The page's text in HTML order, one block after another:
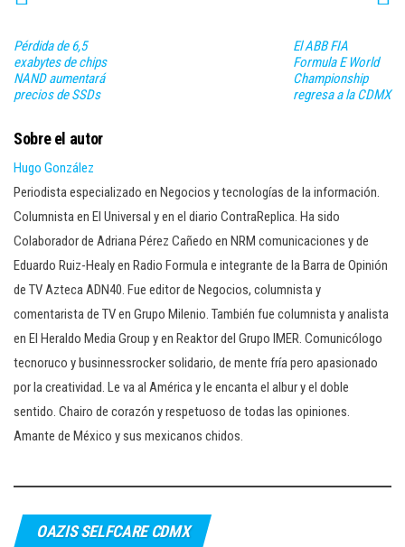
Pérdida de 6,5
exabytes de chips
NAND aumentará
precios de SSDs
El ABB FIA
Formula E World
Championship
regresa a la CDMX
Sobre el autor
Hugo González
Periodista especializado en Negocios y tecnologías de la información.
Columnista en El Universal y en el diario ContraReplica. Ha sido
Colaborador de Adriana Pérez Cañedo en NRM comunicaciones y de
Eduardo Ruiz-Healy en Radio Formula e integrante de la Barra de Opinión
de TV Azteca ADN40. Fue editor de Negocios, columnista y
comentarista de TV en Grupo Milenio. También fue columnista y analista
en El Heraldo Media Group y en Reaktor del Grupo IMER. Comunicólogo
tecnoruco y businnessrocker solidario, de mente fría pero apasionado
por la creatividad. Le va al América y le encanta el albur y el doble
sentido. Chairo de corazón y respetuoso de todas las opiniones.
Amante de México y sus mexicanos chidos.
OAZIS SELFCARE CDMX